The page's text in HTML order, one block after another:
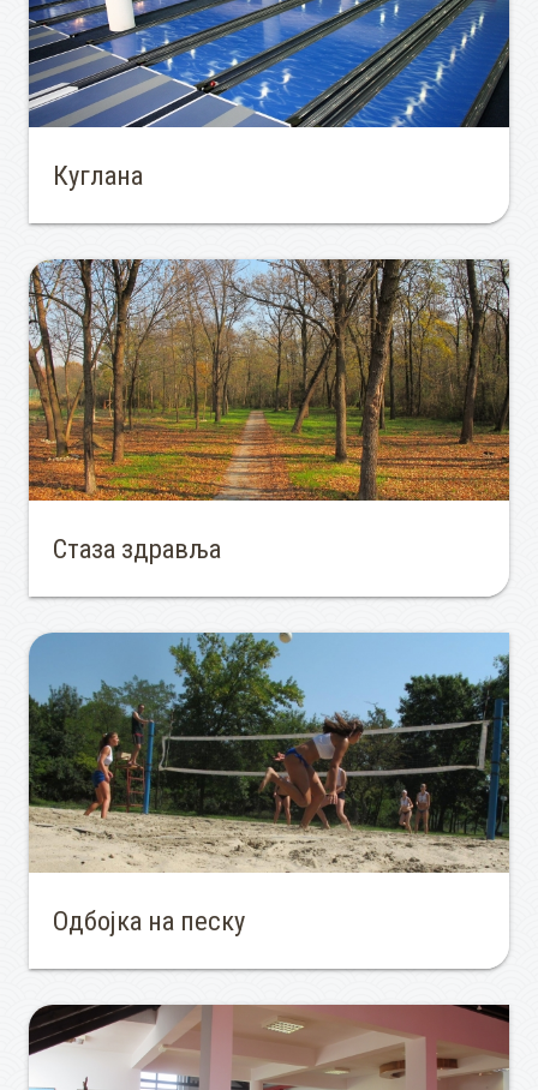
Куглана
Стаза здравља
Одбојка на песку